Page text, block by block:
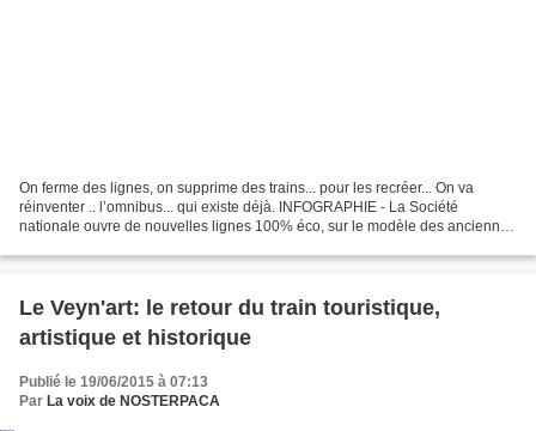
On ferme des lignes, on supprime des trains... pour les recréer... On va
réinventer .. l’omnibus... qui existe déjà. INFOGRAPHIE - La Société
nationale ouvre de nouvelles lignes 100% éco, sur le modèle des anciennes
Le Veyn'art: le retour du train touristique,
artistique et historique
Publié le 19/06/2015 à 07:13
Par La voix de NOSTERPACA